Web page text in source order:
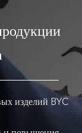
изделий BYC